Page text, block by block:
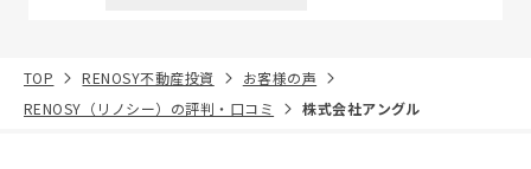
TOP RENOSY不動産投資
お客様の声
RENOSY（リノシー）の評判・口コミ
株式会社アングル